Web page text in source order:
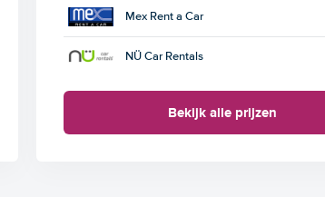
Mex Rent a Car
NÜ Car Rentals
Bekijk alle prijzen